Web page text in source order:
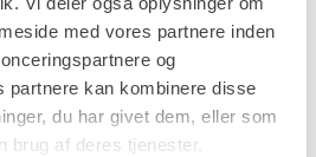
med vores partnere inden
og
partnere kan kombinere disse
du har givet dem, eller som
brug af deres tjenester.